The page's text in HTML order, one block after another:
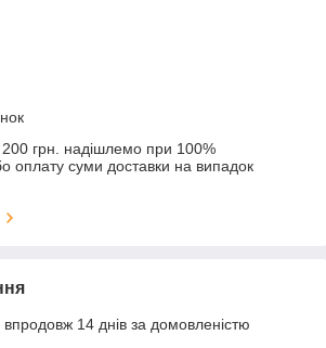
грн. надішлемо при 100%
оплату суми доставки на випадок
14 днів за домовленістю